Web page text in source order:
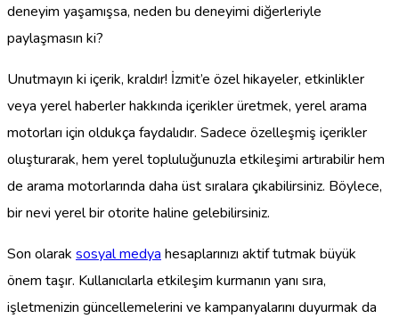
deneyim yaşamışsa, neden bu deneyimi diğerleriyle
paylaşmasın ki?
Unutmayın ki içerik, kraldır! İzmit’e özel hikayeler, etkinlikler
veya yerel haberler hakkında içerikler üretmek, yerel arama
motorları için oldukça faydalıdır. Sadece özelleşmiş içerikler
oluşturarak, hem yerel topluluğunuzla etkileşimi artırabilir hem
de arama motorlarında daha üst sıralara çıkabilirsiniz. Böylece,
bir nevi yerel bir otorite haline gelebilirsiniz.
Son olarak sosyal medya hesaplarınızı aktif tutmak büyük
önem taşır. Kullanıcılarla etkileşim kurmanın yanı sıra,
işletmenizin güncellemelerini ve kampanyalarını duyurmak da